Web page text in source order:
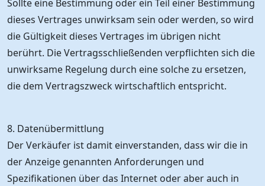
Sollte eine Bestimmung oder ein Teil einer Bestimmung
dieses Vertrages unwirksam sein oder werden, so wird
die Gültigkeit dieses Vertrages im übrigen nicht
berührt. Die Vertragsschließenden verpflichten sich die
unwirksame Regelung durch eine solche zu ersetzen,
die dem Vertragszweck wirtschaftlich entspricht.
8. Datenübermittlung
Der Verkäufer ist damit einverstanden, dass wir die in
der Anzeige genannten Anforderungen und
Spezifikationen über das Internet oder aber auch in